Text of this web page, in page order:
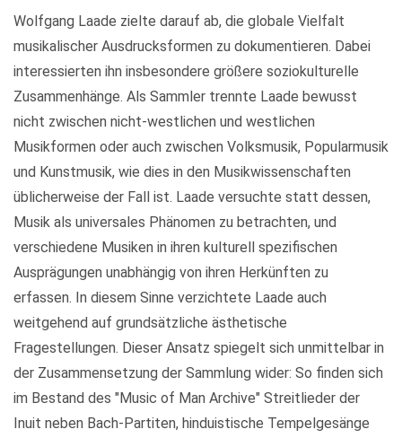
Wolfgang Laade zielte darauf ab, die globale Vielfalt
musikalischer Ausdrucksformen zu dokumentieren. Dabei
interessierten ihn insbesondere größere soziokulturelle
Zusammenhänge. Als Sammler trennte Laade bewusst
nicht zwischen nicht-westlichen und westlichen
Musikformen oder auch zwischen Volksmusik, Popularmusik
und Kunstmusik, wie dies in den Musikwissenschaften
üblicherweise der Fall ist. Laade versuchte statt dessen,
Musik als universales Phänomen zu betrachten, und
verschiedene Musiken in ihren kulturell spezifischen
Ausprägungen unabhängig von ihren Herkünften zu
erfassen. In diesem Sinne verzichtete Laade auch
weitgehend auf grundsätzliche ästhetische
Fragestellungen. Dieser Ansatz spiegelt sich unmittelbar in
der Zusammensetzung der Sammlung wider: So finden sich
im Bestand des "Music of Man Archive" Streitlieder der
Inuit neben Bach-Partiten, hinduistische Tempelgesänge